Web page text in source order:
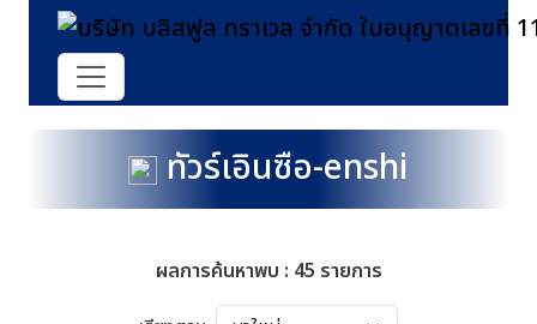
ทัวร์เอินซือ-enshi
ผลการค้นหาพบ : 45 รายการ